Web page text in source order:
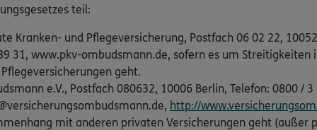
teil:
Kranken- und Pflegeversicherung, Postfach 06 02 22,
31, www.pkv-ombudsmann.de, sofern es um
geht.
e.V., Postfach 080632, 10006 Berlin, Telefon: 0800 /
http://
mit anderen privaten Versicherungen geht (außer